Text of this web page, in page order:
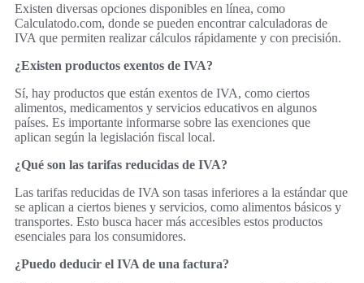
Existen diversas opciones disponibles en línea, como
Calculatodo.com, donde se pueden encontrar calculadoras de
IVA que permiten realizar cálculos rápidamente y con precisión.
¿Existen productos exentos de IVA?
Sí, hay productos que están exentos de IVA, como ciertos
alimentos, medicamentos y servicios educativos en algunos
países. Es importante informarse sobre las exenciones que
aplican según la legislación fiscal local.
¿Qué son las tarifas reducidas de IVA?
Las tarifas reducidas de IVA son tasas inferiores a la estándar que
se aplican a ciertos bienes y servicios, como alimentos básicos y
transportes. Esto busca hacer más accesibles estos productos
esenciales para los consumidores.
¿Puedo deducir el IVA de una factura?